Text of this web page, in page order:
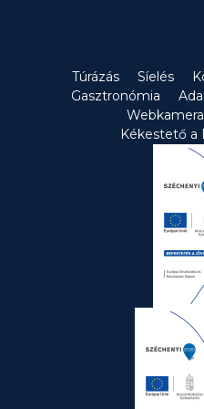
Túrázás Síelés
Gasztronómia
Kékestető a